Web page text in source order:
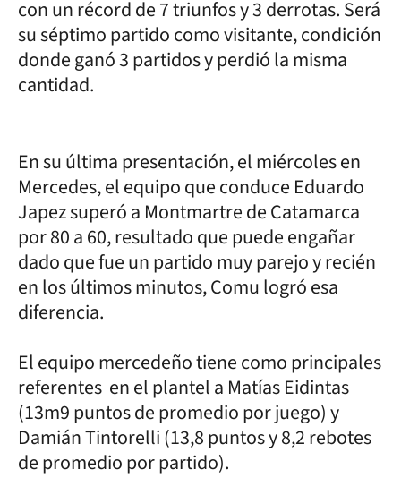
con un récord de 7 triunfos y 3 derrotas. Será
su séptimo partido como visitante, condición
donde ganó 3 partidos y perdió la misma
cantidad.
En su última presentación, el miércoles en
Mercedes, el equipo que conduce Eduardo
Japez superó a Montmartre de Catamarca
por 80 a 60, resultado que puede engañar
dado que fue un partido muy parejo y recién
en los últimos minutos, Comu logró esa
diferencia.
El equipo mercedeño tiene como principales
referentes en el plantel a Matías Eidintas
(13m9 puntos de promedio por juego) y
Damián Tintorelli (13,8 puntos y 8,2 rebotes
de promedio por partido).